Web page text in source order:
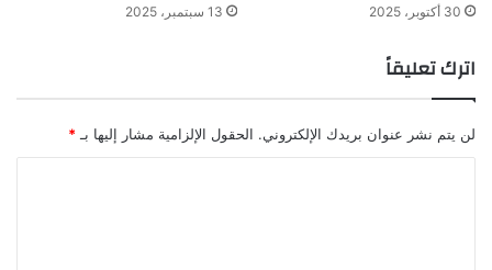
30 أكتوبر، 2025 13 سبتمبر، 2025
اترك تعليقاً
لن يتم نشر عنوان بريدك الإلكتروني. الحقول الإلزامية مشار إليها بـ *